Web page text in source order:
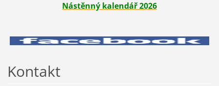
Nástěnný kalendář 2026
Kontakt